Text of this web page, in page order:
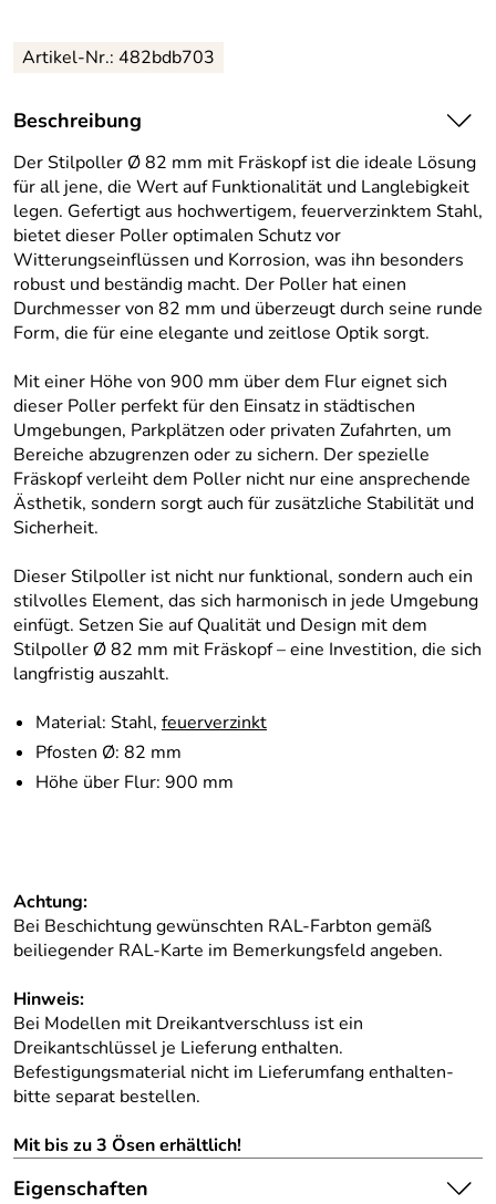
Artikel-Nr.: 482bdb703
Beschreibung
Der Stilpoller Ø 82 mm mit Fräskopf ist die ideale Lösung
für all jene, die Wert auf Funktionalität und Langlebigkeit
legen. Gefertigt aus hochwertigem, feuerverzinktem Stahl,
bietet dieser Poller optimalen Schutz vor
Witterungseinflüssen und Korrosion, was ihn besonders
robust und beständig macht. Der Poller hat einen
Durchmesser von 82 mm und überzeugt durch seine runde
Form, die für eine elegante und zeitlose Optik sorgt.
Mit einer Höhe von 900 mm über dem Flur eignet sich
dieser Poller perfekt für den Einsatz in städtischen
Umgebungen, Parkplätzen oder privaten Zufahrten, um
Bereiche abzugrenzen oder zu sichern. Der spezielle
Fräskopf verleiht dem Poller nicht nur eine ansprechende
Ästhetik, sondern sorgt auch für zusätzliche Stabilität und
Sicherheit.
Dieser Stilpoller ist nicht nur funktional, sondern auch ein
stilvolles Element, das sich harmonisch in jede Umgebung
einfügt. Setzen Sie auf Qualität und Design mit dem
Stilpoller Ø 82 mm mit Fräskopf – eine Investition, die sich
langfristig auszahlt.
Material: Stahl, feuerverzinkt
Pfosten Ø: 82 mm
Höhe über Flur: 900 mm
Achtung:
Bei Beschichtung gewünschten RAL-Farbton gemäß
beiliegender RAL-Karte im Bemerkungsfeld angeben.
Hinweis:
Bei Modellen mit Dreikantverschluss ist ein
Dreikantschlüssel je Lieferung enthalten.
Befestigungsmaterial nicht im Lieferumfang enthalten-
bitte separat bestellen.
Mit bis zu 3 Ösen erhältlich!
Eigenschaften